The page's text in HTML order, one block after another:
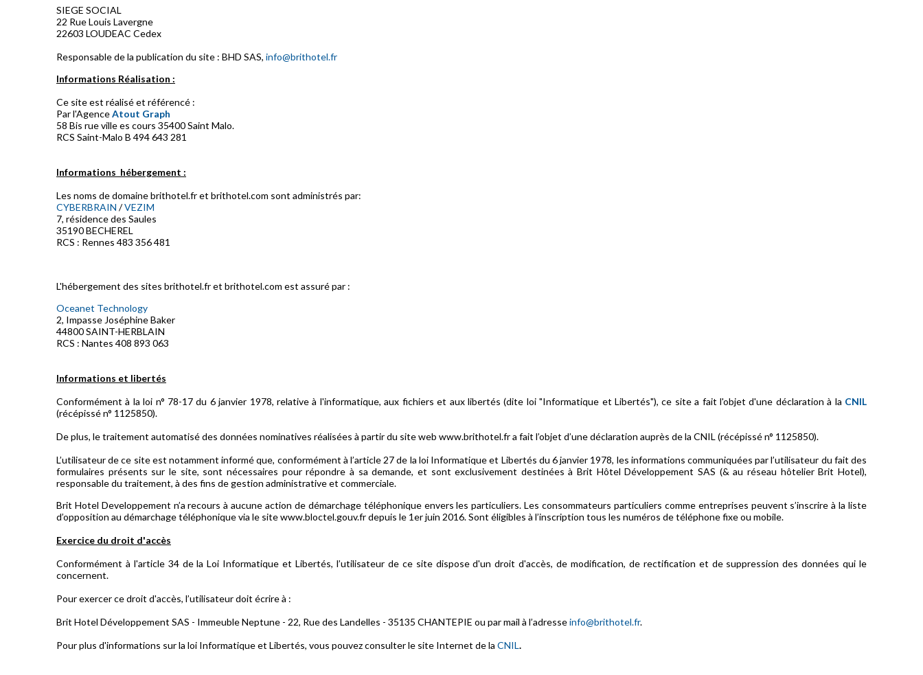
SIEGE SOCIAL
22 Rue Louis Lavergne
22603 LOUDEAC Cedex
Responsable de la publication du site : BHD SAS, info@brithotel.fr
Informations Réalisation :
Ce site est réalisé et référencé :
Par l'AgenceAtout Graph
58 Bis rue ville es cours 35400 Saint Malo.
RCS Saint-Malo B 494 643 281
Informations hébergement :
Les noms de domaine brithotel.fr et brithotel.com sont administrés par:
CYBERBRAIN /VEZIM
7, résidence des Saules
35190 BECHEREL
RCS : Rennes 483 356 481
L'hébergement des sites brithotel.fr et brithotel.com est assuré par :
Oceanet Technology
2, Impasse Joséphine Baker
44800 SAINT-HERBLAIN
RCS : Nantes 408 893 063
Informations et libertés
Conformément à la loi n° 78-17 du 6 janvier 1978, relative à l'informatique, aux fichiers et aux libertés (dite loi "Informatique et Libertés"), ce site a fait l'objet d'une déclaration à la CNIL
(récépissé n° 1125850).
De plus, le traitement automatisé des données nominatives réalisées à partir du site web www.brithotel.fr a fait l’objet d’une déclaration auprès de la CNIL (récépissé n° 1125850).
L’utilisateur de ce site est notamment informé que, conformément à l’article 27 de la loi Informatique et Libertés du 6 janvier 1978, les informations communiquées par l’utilisateur du fait des
formulaires présents sur le site, sont nécessaires pour répondre à sa demande, et sont exclusivement destinées à Brit Hôtel Développement SAS (& au réseau hôtelier Brit Hotel),
responsable du traitement, à des fins de gestion administrative et commerciale.
Brit Hotel Developpement n’a recours à aucune action de démarchage téléphonique envers les particuliers. Les consommateurs particuliers comme entreprises peuvent s’inscrire à la liste
d’opposition au démarchage téléphonique via le site www.bloctel.gouv.fr depuis le 1er juin 2016. Sont éligibles à l’inscription tous les numéros de téléphone fixe ou mobile.
Exercice du droit d'accès
Conformément à l'article 34 de la Loi Informatique et Libertés, l’utilisateur de ce site dispose d'un droit d'accès, de modification, de rectification et de suppression des données qui le
concernent.
Pour exercer ce droit d'accès, l’utilisateur doit écrire à :
Brit Hotel Développement SAS - Immeuble Neptune - 22, Rue des Landelles - 35135 CHANTEPIE ou par mail à l’adresseinfo@brithotel.fr.
Pour plus d'informations sur la loi Informatique et Libertés, vous pouvez consulter le site Internet de la CNIL.